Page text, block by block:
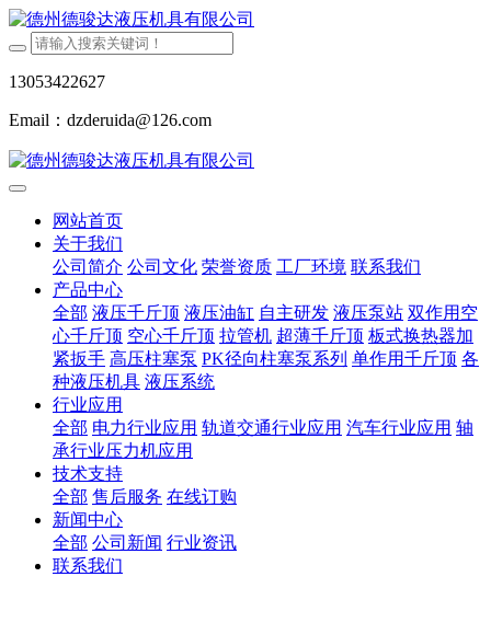
13053422627
Email：dzderuida@126.com
网站首页
关于我们
公司简介 公司文化 荣誉资质 工厂环境 联系我们
产品中心
全部 液压千斤顶 液压油缸 自主研发 液压泵站 双作用空
心千斤顶 空心千斤顶 拉管机 超薄千斤顶 板式换热器加
紧扳手 高压柱塞泵 PK径向柱塞泵系列 单作用千斤顶 各
种液压机具 液压系统
行业应用
全部 电力行业应用 轨道交通行业应用 汽车行业应用 轴
承行业压力机应用
技术支持
全部 售后服务 在线订购
新闻中心
全部 公司新闻 行业资讯
联系我们